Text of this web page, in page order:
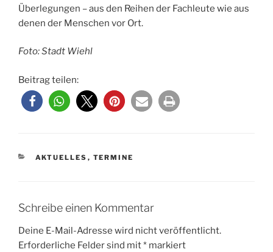
Überlegungen – aus den Reihen der Fachleute wie aus
denen der Menschen vor Ort.
Foto: Stadt Wiehl
Beitrag teilen:
KATEGORIEN
AKTUELLES , TERMINE
Schreibe einen Kommentar
Deine E-Mail-Adresse wird nicht veröffentlicht.
Erforderliche Felder sind mit* markiert